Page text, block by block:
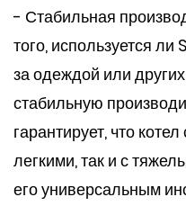
- Стабильная
того, используется
за одеждой или
стабильную
гарантирует, что
легкими, так и с
его универсальным